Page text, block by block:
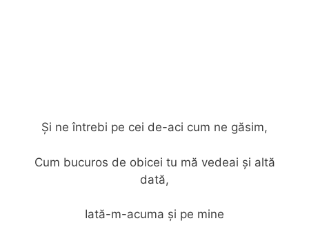
Și ne întrebi pe cei de-aci cum ne găsim,
Cum bucuros de obicei tu mă vedeai și altă
dată,
Iată-m-acuma și pe mine